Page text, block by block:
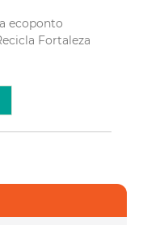
ecoponto
Fortaleza